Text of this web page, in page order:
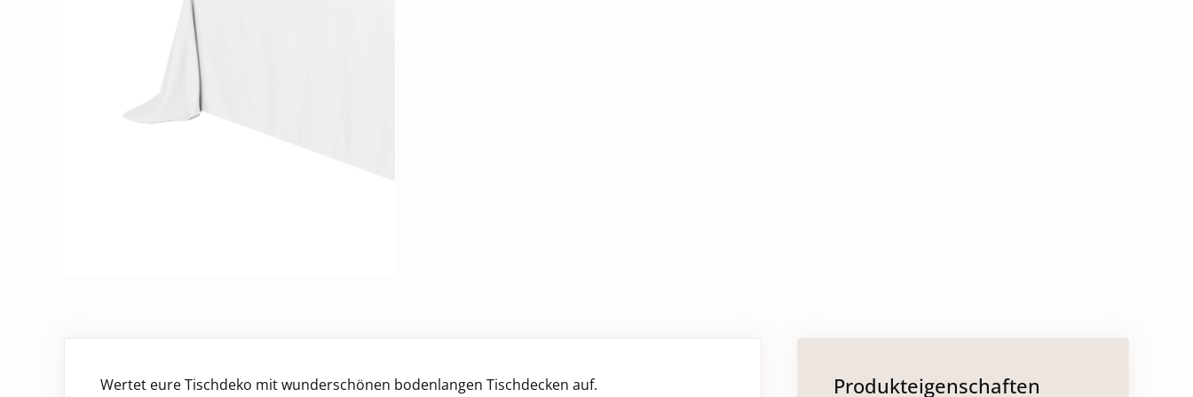
Wertet eure Tischdeko mit wunderschönen bodenlangen Tischdecken auf. Produkteigenschaften